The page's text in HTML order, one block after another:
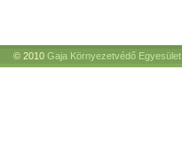
© 2010 Gaja Környezetvédő Egyesület